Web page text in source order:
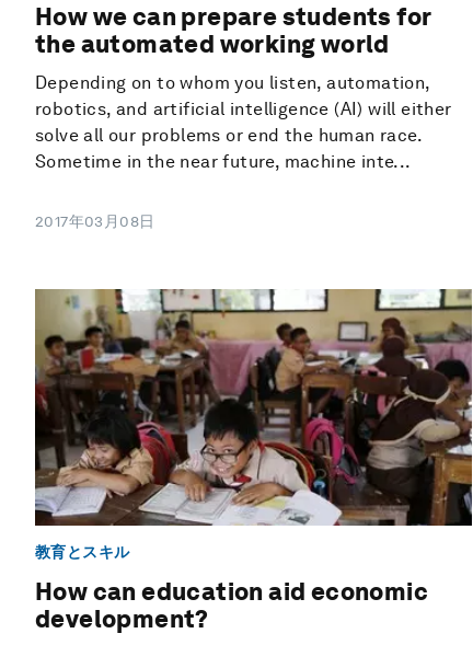
How we can prepare students for
the automated working world
Depending on to whom you listen, automation,
robotics, and artificial intelligence (AI) will either
solve all our problems or end the human race.
Sometime in the near future, machine inte...
2017年03月08日
教育とスキル
How can education aid economic
development?